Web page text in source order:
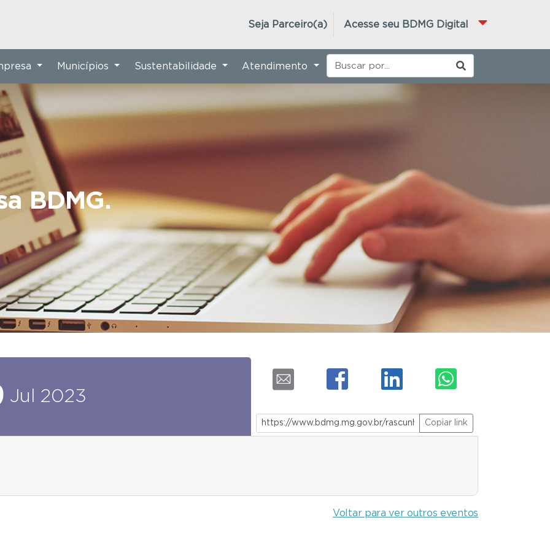
Acesse seu BDMG Digital
Seja Parceiro(a)
BDMG.
Municípios Sustentabilidade Atendimento
Jul 2023
Copiar link
Voltar para ver outros eventos